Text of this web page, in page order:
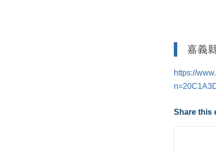
嘉義
https://
Share this